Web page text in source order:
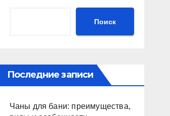
Поиск
Последние записи
Чаны для бани: преимущества,